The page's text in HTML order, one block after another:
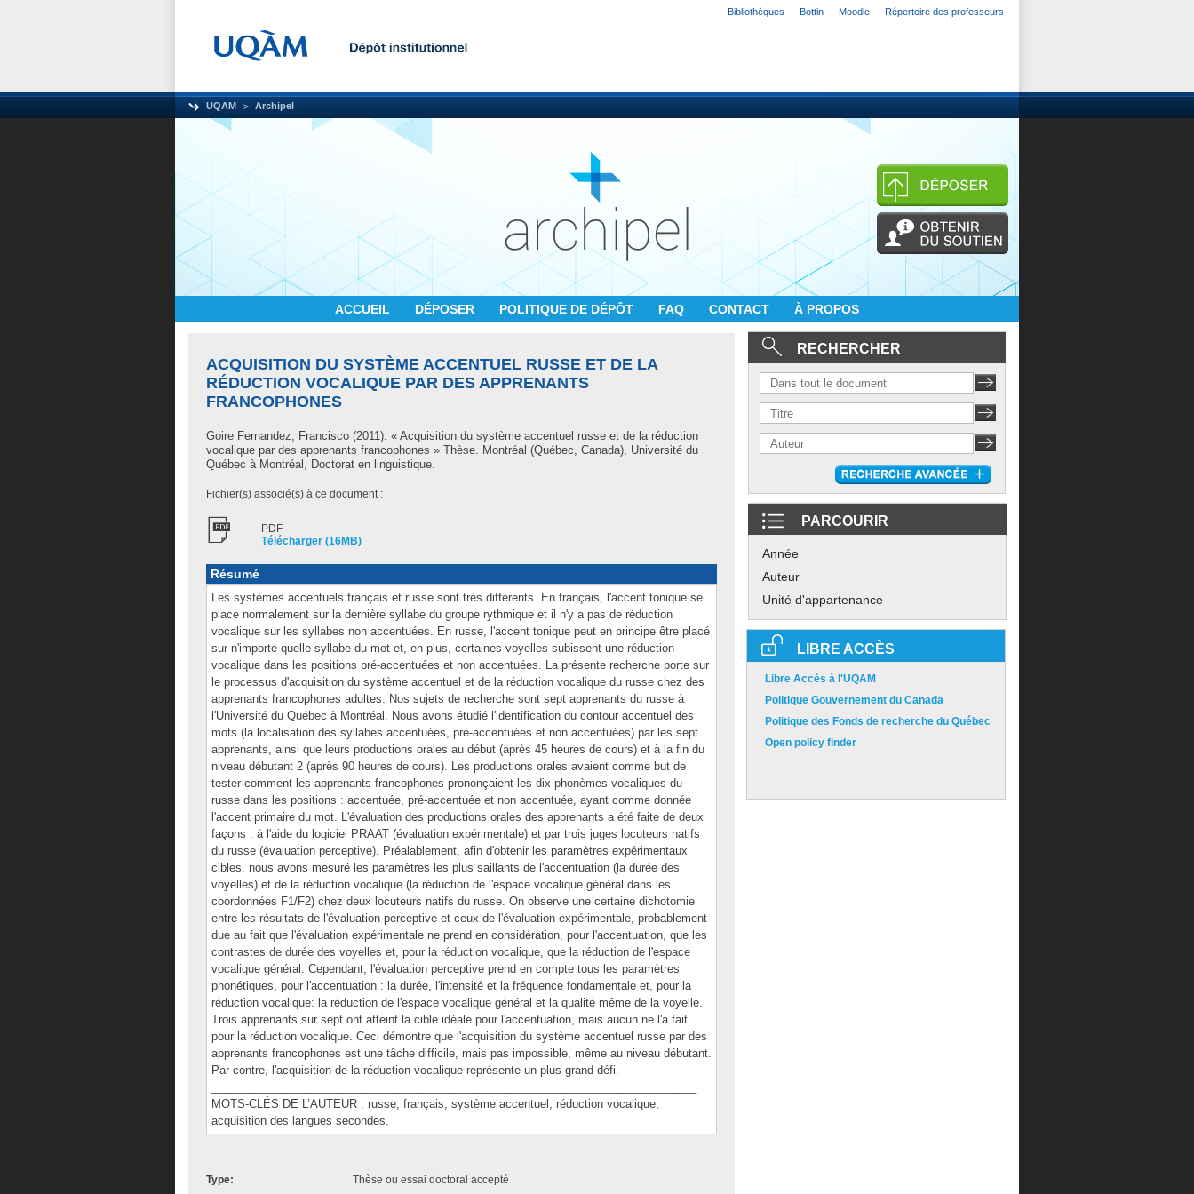
Bibliothèques Bottin Moodle Répertoire des professeurs
UQAM Archipel
ACCUEIL DÉPOSER POLITIQUE DE DÉPÔT FAQ CONTACT À PROPOS
ACQUISITION DU SYSTÈME ACCENTUEL RUSSE ET DE LA
RÉDUCTION VOCALIQUE PAR DES APPRENANTS
FRANCOPHONES
Goire Fernandez, Francisco (2011). « Acquisition du système accentuel russe et de la réduction
vocalique par des apprenants francophones » Thèse. Montréal (Québec, Canada), Université du
Québec à Montréal, Doctorat en linguistique.
Fichier(s) associé(s) à ce document :
PDF
Télécharger (16MB)
Résumé
Les systèmes accentuels français et russe sont très différents. En français, l'accent tonique se
place normalement sur la dernière syllabe du groupe rythmique et il n'y a pas de réduction
vocalique sur les syllabes non accentuées. En russe, l'accent tonique peut en principe être placé
sur n'importe quelle syllabe du mot et, en plus, certaines voyelles subissent une réduction
vocalique dans les positions pré-accentuées et non accentuées. La présente recherche porte sur
le processus d'acquisition du système accentuel et de la réduction vocalique du russe chez des
apprenants francophones adultes. Nos sujets de recherche sont sept apprenants du russe à
l'Université du Québec à Montréal. Nous avons étudié l'identification du contour accentuel des
mots (la localisation des syllabes accentuées, pré-accentuées et non accentuées) par les sept
apprenants, ainsi que leurs productions orales au début (après 45 heures de cours) et à la fin du
niveau débutant 2 (après 90 heures de cours). Les productions orales avaient comme but de
tester comment les apprenants francophones prononçaient les dix phonèmes vocaliques du
russe dans les positions : accentuée, pré-accentuée et non accentuée, ayant comme donnée
l'accent primaire du mot. L'évaluation des productions orales des apprenants a été faite de deux
façons : à l'aide du logiciel PRAAT (évaluation expérimentale) et par trois juges locuteurs natifs
du russe (évaluation perceptive). Préalablement, afin d'obtenir les paramètres expérimentaux
cibles, nous avons mesuré les paramètres les plus saillants de l'accentuation (la durée des
voyelles) et de la réduction vocalique (la réduction de l'espace vocalique général dans les
coordonnées F1/F2) chez deux locuteurs natifs du russe. On observe une certaine dichotomie
entre les résultats de l'évaluation perceptive et ceux de l'évaluation expérimentale, probablement
due au fait que l'évaluation expérimentale ne prend en considération, pour l'accentuation, que les
contrastes de durée des voyelles et, pour la réduction vocalique, que la réduction de l'espace
vocalique général. Cependant, l'évaluation perceptive prend en compte tous les paramètres
phonétiques, pour l'accentuation : la durée, l'intensité et la fréquence fondamentale et, pour la
réduction vocalique: la réduction de l'espace vocalique général et la qualité même de la voyelle.
Trois apprenants sur sept ont atteint la cible idéale pour l'accentuation, mais aucun ne l'a fait
pour la réduction vocalique. Ceci démontre que l'acquisition du système accentuel russe par des
apprenants francophones est une tâche difficile, mais pas impossible, même au niveau débutant.
Par contre, l'acquisition de la réduction vocalique représente un plus grand défi.
MOTS-CLÉS DE L’AUTEUR : russe, français, système accentuel, réduction vocalique,
acquisition des langues secondes.
Type:
Thèse ou essai doctoral accepté
RECHERCHER
PARCOURIR
Année
Auteur
Unité d'appartenance
LIBRE ACCÈS
Libre Accès à l'UQAM
Politique Gouvernement du Canada
Politique des Fonds de recherche du Québec
Open policy finder